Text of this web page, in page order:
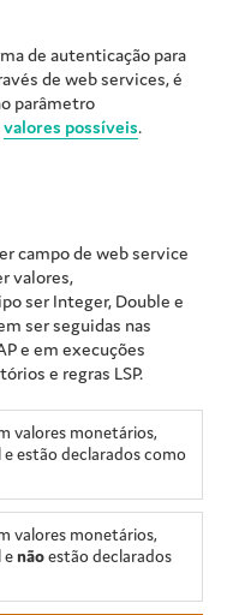
de autenticação para
de web services, é
parâmetro
valores possíveis.
campo de web service
valores,
ser Integer, Double e
ser seguidas nas
e em execuções
e regras LSP.
valores monetários,
estão declarados como
valores monetários,
e nãoestão declarados